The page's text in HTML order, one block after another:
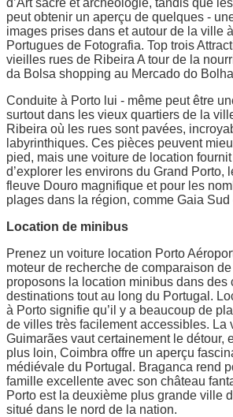
d’Art sacré et archéologie, tandis que
peut obtenir un aperçu de quelques -
images prises dans et autour de la ville
Portugues de Fotografia. Top trois
vieilles rues de Ribeira A tour de la
da Bolsa shopping au Mercado do
Conduite à Porto lui - même peut être
surtout dans les vieux quartiers de la
Ribeira où les rues sont pavées,
labyrinthiques. Ces pièces peuvent
pied, mais une voiture de location
d’explorer les environs du Grand Porto,
fleuve Douro magnifique et pour les
plages dans la région, comme Gaia Sud
Location de minibus
Prenez un voiture location Porto
moteur de recherche de comparaison
proposons la location minibus dans des
destinations tout au long du Portugal.
à Porto signifie qu’il y a beaucoup de
de villes très facilement accessibles. La
Guimarães vaut certainement le détour,
plus loin, Coimbra offre un aperçu
médiévale du Portugal. Braganca rend
famille excellente avec son château
Porto est la deuxième plus grande ville
situé dans le nord de la nation.